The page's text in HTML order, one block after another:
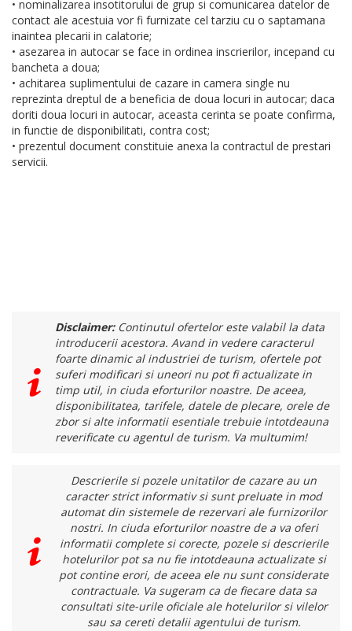
• nominalizarea insotitorului de grup si comunicarea datelor de
contact ale acestuia vor fi furnizate cel tarziu cu o saptamana
inaintea plecarii in calatorie;
• asezarea in autocar se face in ordinea inscrierilor, incepand cu
bancheta a doua;
• achitarea suplimentului de cazare in camera single nu
reprezinta dreptul de a beneficia de doua locuri in autocar; daca
doriti doua locuri in autocar, aceasta cerinta se poate confirma,
in functie de disponibilitati, contra cost;
• prezentul document constituie anexa la contractul de prestari
servicii.
Disclaimer:Continutul ofertelor este valabil la data
introducerii acestora. Avand in vedere caracterul
foarte dinamic al industriei de turism, ofertele pot
suferi modificari si uneori nu pot fi actualizate in
timp util, in ciuda eforturilor noastre. De aceea,
disponibilitatea, tarifele, datele de plecare, orele de
zbor si alte informatii esentiale trebuie intotdeauna
reverificate cu agentul de turism. Va multumim!
Descrierile si pozele unitatilor de cazare au un
caracter strict informativ si sunt preluate in mod
automat din sistemele de rezervari ale furnizorilor
nostri. In ciuda eforturilor noastre de a va oferi
informatii complete si corecte, pozele si descrierile
hotelurilor pot sa nu fie intotdeauna actualizate si
pot contine erori, de aceea ele nu sunt considerate
contractuale. Va sugeram ca de fiecare data sa
consultati site-urile oficiale ale hotelurilor si vilelor
sau sa cereti detalii agentului de turism.